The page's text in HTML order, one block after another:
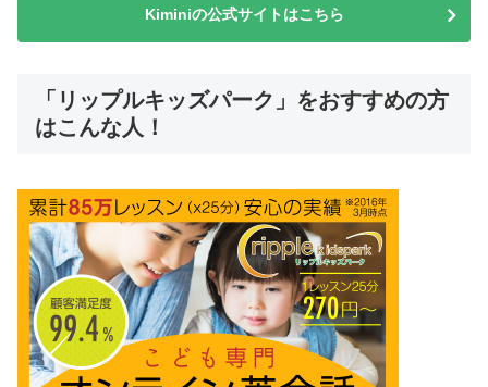
Kiminiの公式サイトはこちら
「リップルキッズパーク」をおすすめの方
はこんな人！